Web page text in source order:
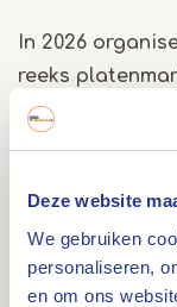
Deze website
We gebruiken
personaliseren,
en om ons
In 2026
reeks
gericht zoekt
iets te vinden.
Wat kun je